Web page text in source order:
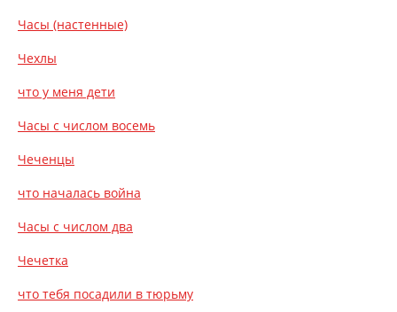
Часы (настенные)
Чехлы
что у меня дети
Часы с числом восемь
Чеченцы
что началась война
Часы с числом два
Чечетка
что тебя посадили в тюрьму